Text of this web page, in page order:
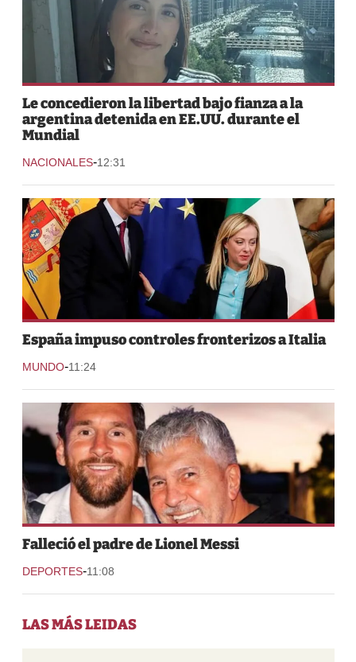
Le concedieron la libertad bajo fianza a la
argentina detenida en EE.UU. durante el
Mundial
NACIONALES-12:31
España impuso controles fronterizos a Italia
MUNDO-11:24
Falleció el padre de Lionel Messi
DEPORTES-11:08
LAS MÁS LEIDAS